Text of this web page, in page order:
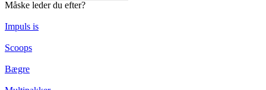
Måske leder du efter?
Impuls is
Scoops
Bægre